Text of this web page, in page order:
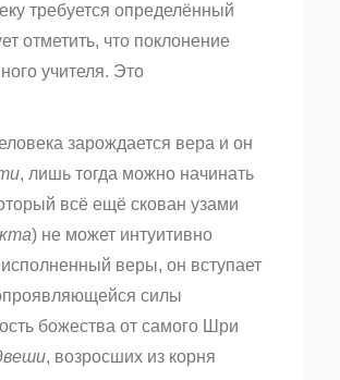
требуется определённый
отметить, что поклонение
учителя. Это
зарождается вера и он
, лишь тогда можно начинать
всё ещё скован узами
) не может интуитивно
веры, он вступает
силы
божества от самого Шри
, возросших из корня